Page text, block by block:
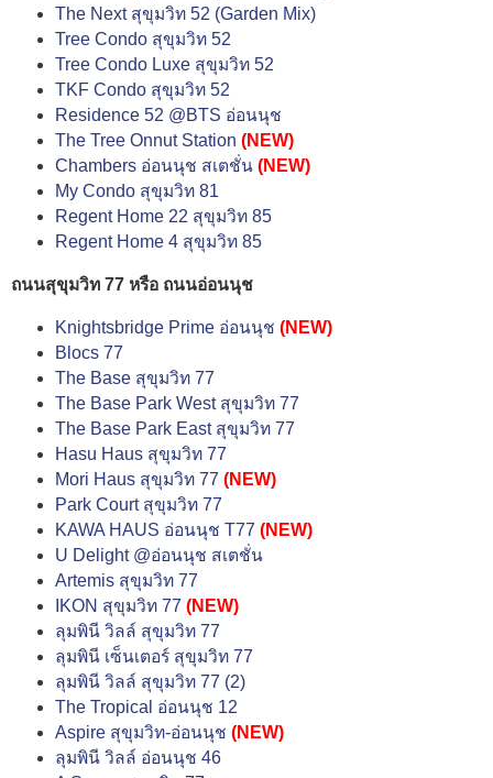
The Next สุขุมวิท 52 (Garden Mix)
Tree Condo สุขุมวิท 52
Tree Condo Luxe สุขุมวิท 52
TKF Condo สุขุมวิท 52
Residence 52 @BTS อ่อนนุช
The Tree Onnut Station (NEW)
Chambers อ่อนนุช สเตชั่น (NEW)
My Condo สุขุมวิท 81
Regent Home 22 สุขุมวิท 85
Regent Home 4 สุขุมวิท 85
ถนนสุขุมวิท 77 หรือ ถนนอ่อนนุช
Knightsbridge Prime อ่อนนุช (NEW)
Blocs 77
The Base สุขุมวิท 77
The Base Park West สุขุมวิท 77
The Base Park East สุขุมวิท 77
Hasu Haus สุขุมวิท 77
Mori Haus สุขุมวิท 77 (NEW)
Park Court สุขุมวิท 77
KAWA HAUS อ่อนนุช T77 (NEW)
U Delight @อ่อนนุช สเตชั่น
Artemis สุขุมวิท 77
IKON สุขุมวิท 77 (NEW)
ลุมพินี วิลล์ สุขุมวิท 77
ลุมพินี เซ็นเตอร์ สุขุมวิท 77
ลุมพินี วิลล์ สุขุมวิท 77 (2)
The Tropical อ่อนนุช 12
Aspire สุขุมวิท-อ่อนนุช (NEW)
ลุมพินี วิลล์ อ่อนนุช 46